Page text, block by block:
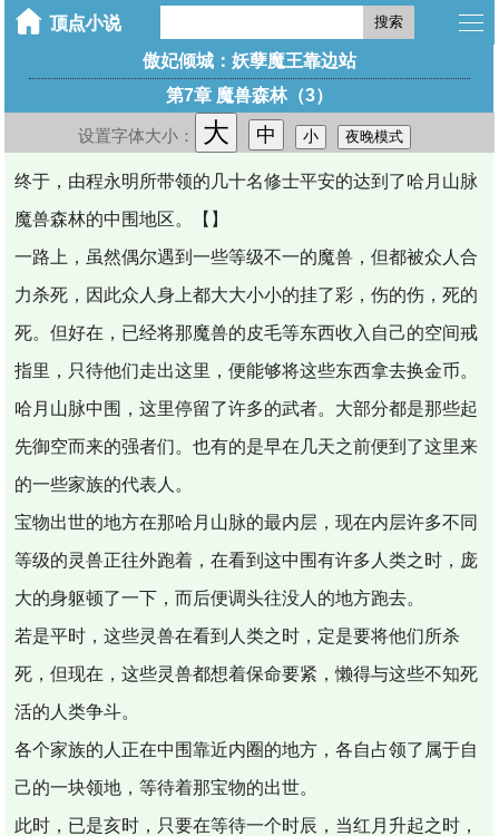
搜索
傲妃倾城：妖孽魔王靠边站
第7章 魔兽森林（3）
设置字体大小： 大 中 小 夜晚模式
终于，由程永明所带领的几十名修士平安的达到了哈月山脉
魔兽森林的中围地区。【】
一路上，虽然偶尔遇到一些等级不一的魔兽，但都被众人合
力杀死，因此众人身上都大大小小的挂了彩，伤的伤，死的
死。但好在，已经将那魔兽的皮毛等东西收入自己的空间戒
指里，只待他们走出这里，便能够将这些东西拿去换金币。
哈月山脉中围，这里停留了许多的武者。大部分都是那些起
先御空而来的强者们。也有的是早在几天之前便到了这里来
的一些家族的代表人。
宝物出世的地方在那哈月山脉的最内层，现在内层许多不同
等级的灵兽正往外跑着，在看到这中围有许多人类之时，庞
大的身躯顿了一下，而后便调头往没人的地方跑去。
若是平时，这些灵兽在看到人类之时，定是要将他们所杀
死，但现在，这些灵兽都想着保命要紧，懒得与这些不知死
活的人类争斗。
各个家族的人正在中围靠近内圈的地方，各自占领了属于自
己的一块领地，等待着那宝物的出世。
此时，已是亥时，只要在等待一个时辰，当红月升起之时，